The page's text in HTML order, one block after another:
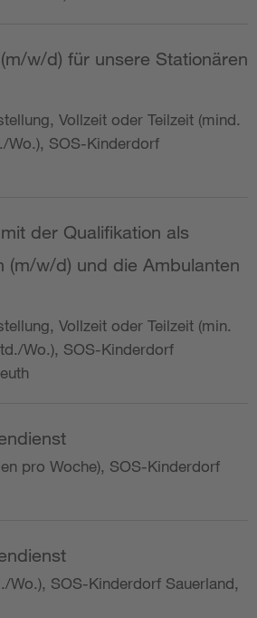
w/d) für unsere Stationären
Vollzeit oder Teilzeit (mind.
Wo.), SOS-Kinderdorf
der Qualifikation als
(m/w/d) und die Ambulanten
Vollzeit oder Teilzeit (min.
Wo.), SOS-Kinderdorf
pro Woche), SOS-Kinderdorf
Wo.), SOS-Kinderdorf Sauerland,